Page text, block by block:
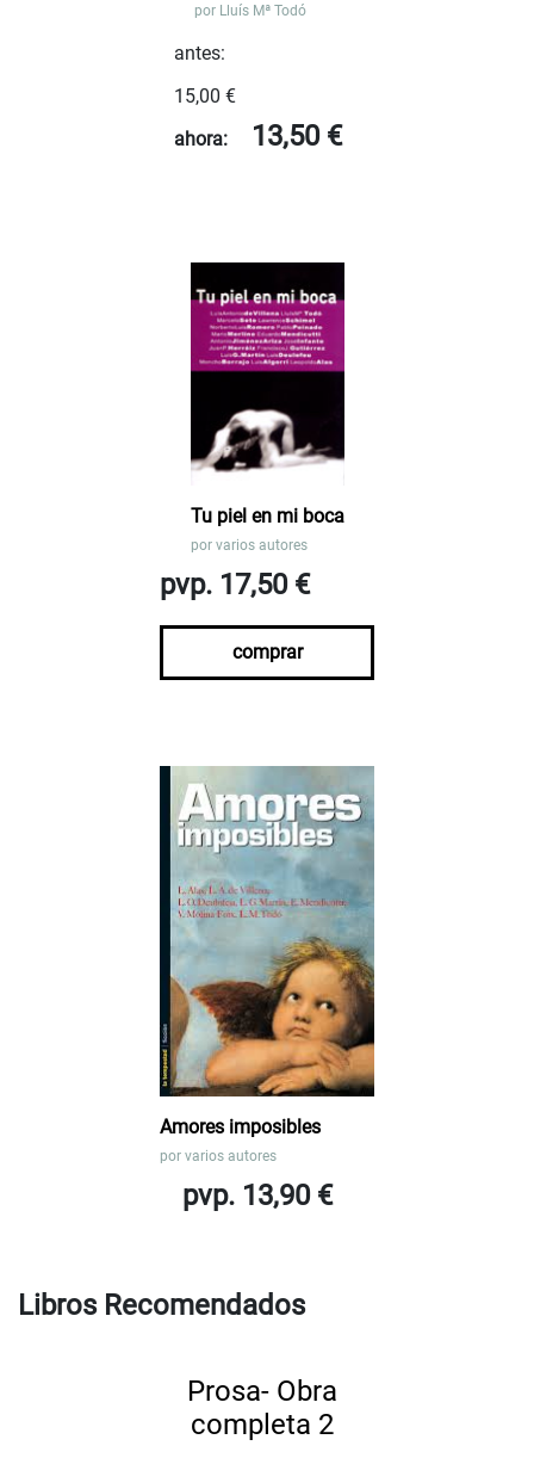
por Lluís Mª Todó
antes:
15,00 €
ahora:
13,50 €
Tu piel en mi boca
por varios autores
pvp. 17,50 €
comprar
Amores imposibles
por varios autores
pvp. 13,90 €
Libros Recomendados
Prosa- Obra
completa 2